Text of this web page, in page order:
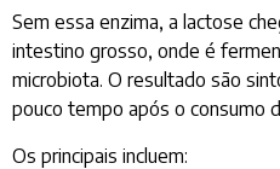
Sem essa enzima, a lactose
intestino grosso, onde é
microbiota. O resultado são
pouco tempo após o consumo
Os principais incluem: